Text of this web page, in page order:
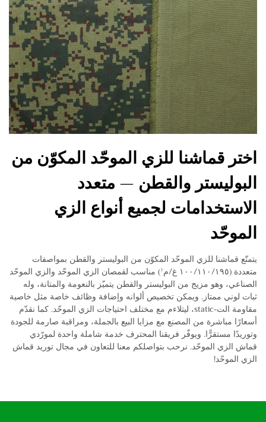
اختر قماشنا للزي الموحّد المكوّن من
البوليستر والقطن — متعدد
الاستخدامات لجميع أنواع الزي
الموحّد
يتمتّع قماشنا للزي الموحّد المكوّن من البوليستر والقطن بمواصفات
متعددة (١٠٠/١١٠/١٩٥ غ/م²) مناسب لقمصان الزي الموحّد والزي الموحّد
الصناعي، وهو مزيج من البوليستر والقطن يتميّز بالنعومة والمتانة، وله
ثبات لوني ممتاز. ويمكن تخصيص ألوانه وإضافة وظائف خاصة مثل خاصية
مقاومة الت-static، ليتلاءم مع مختلف احتياجات الزي الموحّد. كما نقدّم
أسعارًا مباشرة من المصنع مع مزايا البيع بالجملة، ومراقبة صارمة للجودة
وتوريدًا مستقرًّا. ويوفّر فريقنا المحترف خدمة شاملة واحدة لمورّدي
قماش الزي الموحّد. نرحب بتواصلكم معنا للتعاون في مجال توريد قماش
الزي الموحّد!